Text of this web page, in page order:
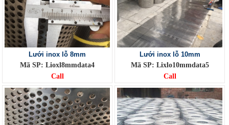
Lưới inox lỗ 8mm
Mã SP: Lioxl8mmdata4
Call
Lưới inox lỗ 10mm
Mã SP: Lixlo10mmdata5
Call